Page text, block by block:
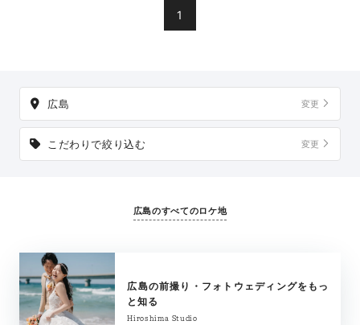
1
広島 変更
こだわりで絞り込む 変更
広島のすべてのロケ地
広島の前撮り・フォトウェディングをもっ
と知る
Hiroshima Studio